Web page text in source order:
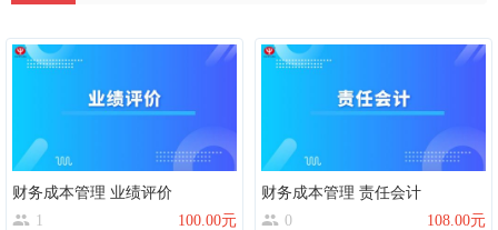
财务成本管理 业绩评价
1
100.00元
财务成本管理 责任会计
0
108.00元